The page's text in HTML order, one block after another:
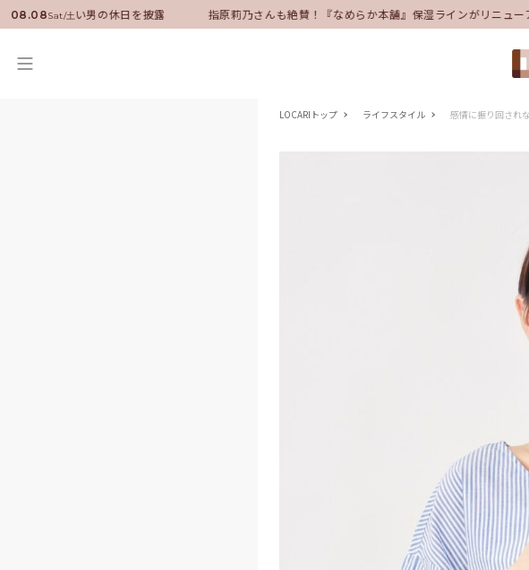
08.08Sat/土
就任！いい男の休日を披露 指原莉乃さんも絶賛！『なめらか本舗』保湿ラインがリニューア
LOCARIトップ ライフスタイル 感情に振り回され